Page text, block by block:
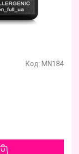
Код: MN184